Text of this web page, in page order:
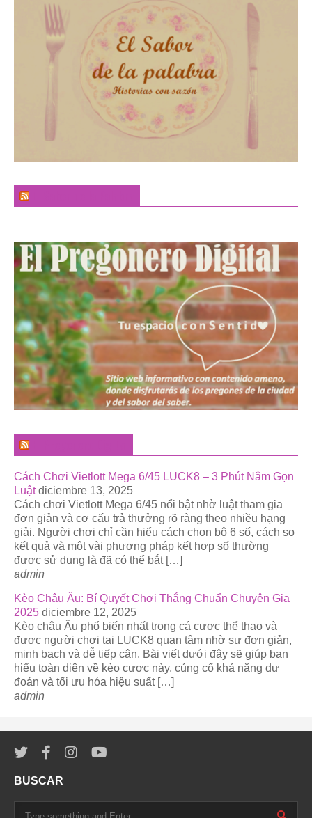
Cách Chơi Vietlott Mega 6/45 LUCK8 – 3 Phút Nắm Gọn
Luật diciembre 13, 2025
Cách chơi Vietlott Mega 6/45 nổi bật nhờ luật tham gia
đơn giản và cơ cấu trả thưởng rõ ràng theo nhiều hạng
giải. Người chơi chỉ cần hiểu cách chọn bộ 6 số, cách so
kết quả và một vài phương pháp kết hợp số thường
được sử dụng là đã có thể bắt […]
admin
Kèo Châu Âu: Bí Quyết Chơi Thắng Chuẩn Chuyên Gia
2025 diciembre 12, 2025
Kèo châu Âu phổ biến nhất trong cá cược thể thao và
được người chơi tại LUCK8 quan tâm nhờ sự đơn giản,
minh bạch và dễ tiếp cận. Bài viết dưới đây sẽ giúp bạn
hiểu toàn diện về kèo cược này, củng cố khả năng dự
đoán và tối ưu hóa hiệu suất […]
admin
BUSCAR